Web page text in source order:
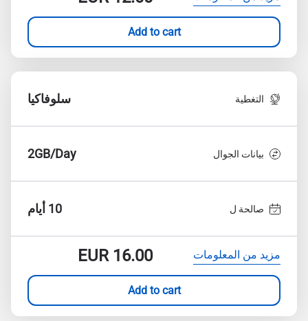
Add to cart
التغطية سلوفاكيا
بيانات الجوال 2GB/Day
صالحة ل 10 أيام
مزيد من المعلومات EUR16.00
Add to cart